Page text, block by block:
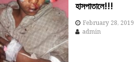
v
i
g
হাসপাতালে!!!
February 28, 2019
admin